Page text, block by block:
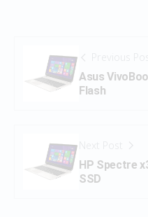
Previous
Asus
Flash
Next Post
HP Spectre
SSD